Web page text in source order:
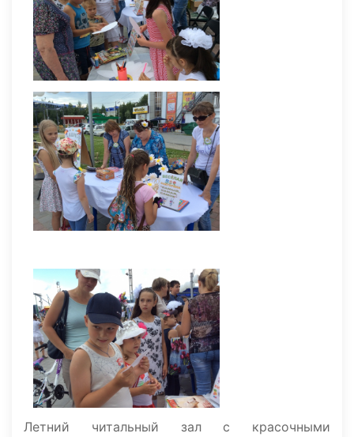
Летний читальный зал с красочными